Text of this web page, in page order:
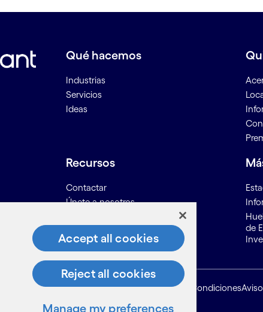
Own Device)
del
Qué hacemos
Industrias
Servicios
Ideas
Recursos
Contactar
Únete a nosotros
Información para proveedores
de
Mapa del sitio Condiciones
Accept all cookies
Reject all cookies
Manage my preferences